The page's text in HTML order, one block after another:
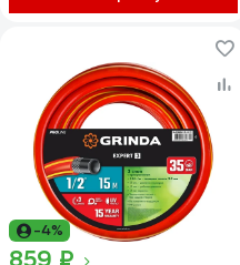
-4%